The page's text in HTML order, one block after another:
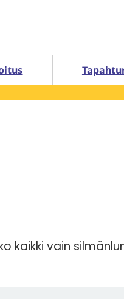
kaikki vain